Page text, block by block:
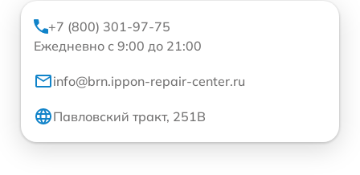
+7 (800) 301-97-75
Ежедневно с 9:00 до 21:00
info@brn.ippon-repair-center.ru
Павловский тракт, 251В